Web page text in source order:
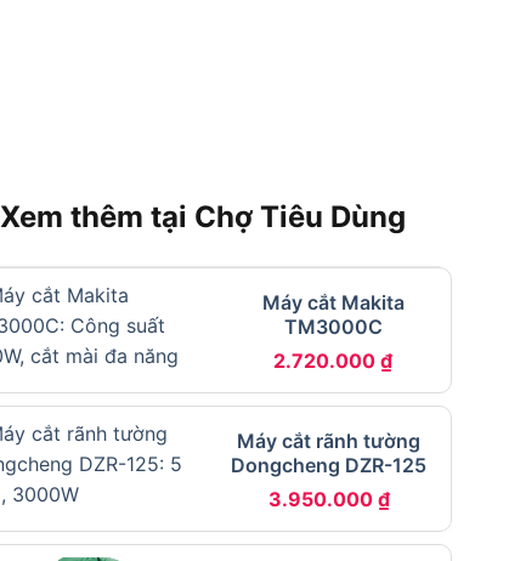
Xem thêm tại Chợ Tiêu Dùng
Máy cắt Makita
TM3000C
2.720.000₫
Máy cắt rãnh tường
Dongcheng DZR-125
3.950.000 ₫